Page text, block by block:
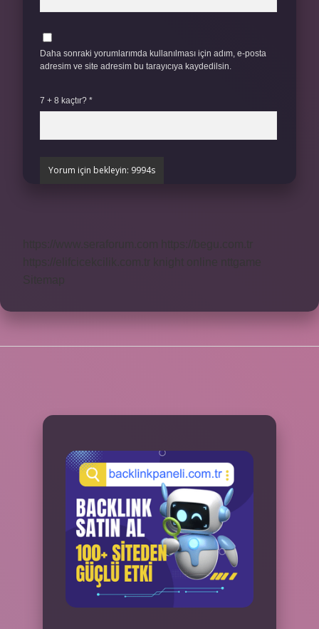
Daha sonraki yorumlarımda kullanılması için adım, e-posta
adresim ve site adresim bu tarayıcıya kaydedilsin.
7 + 8 kaçtır? *